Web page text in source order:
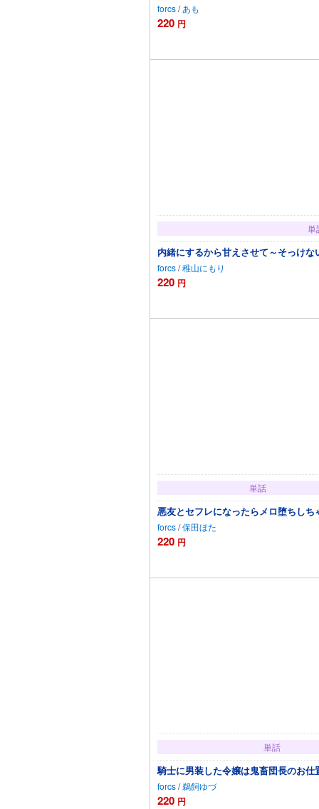
forcs/ あも
220 円
単
内緒にするから甘えさせて～そっけ
forcs/稚山にもり
220 円
単話
悪友とセフレになったらメロ堕ちしち
forcs/保田ほた
220 円
単話
騎士に男装した令嬢は鬼畜団長のお仕
forcs/ 鵜飼ゆづ
220 円